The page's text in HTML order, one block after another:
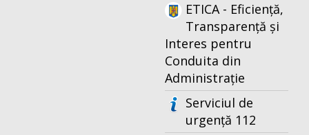
ETICA - Eficiență,
Transparență și
Interes pentru
Conduita din
Administrație
Serviciul de
urgență 112